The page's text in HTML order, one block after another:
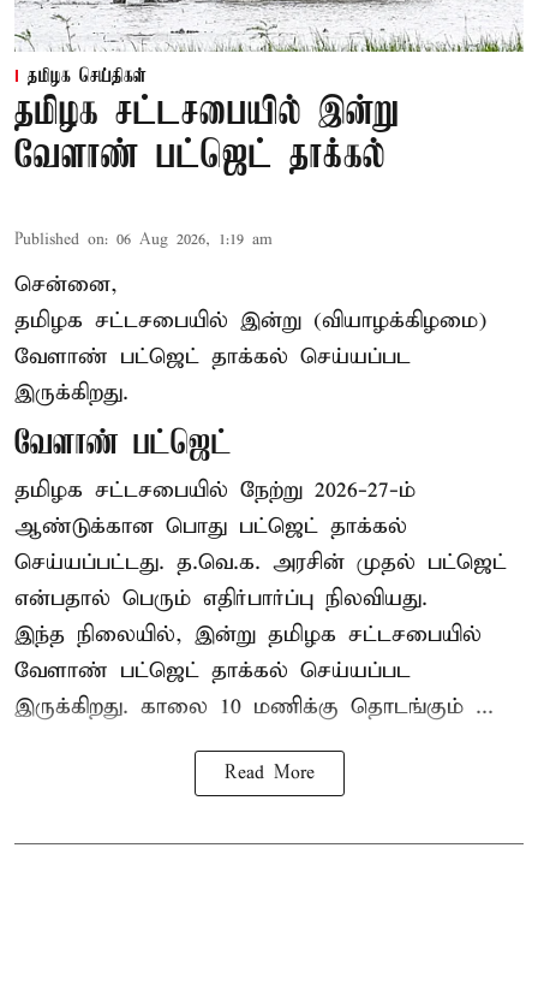
தமிழக செய்திகள்
தமிழக சட்டசபையில் இன்று
வேளாண் பட்ஜெட் தாக்கல்
Published on: 06 Aug 2026, 1:19 am
சென்னை,
தமிழக சட்டசபையில் இன்று (வியாழக்கிழமை)
வேளாண் பட்ஜெட் தாக்கல் செய்யப்பட
இருக்கிறது.
வேளாண் பட்ஜெட்
தமிழக சட்டசபையில் நேற்று 2026-27-ம்
ஆண்டுக்கான பொது பட்ஜெட் தாக்கல்
செய்யப்பட்டது. த.வெ.க. அரசின் முதல் பட்ஜெட்
என்பதால் பெரும் எதிர்பார்ப்பு நிலவியது.
இந்த நிலையில், இன்று தமிழக சட்டசபையில்
வேளாண் பட்ஜெட் தாக்கல் செய்யப்பட
இருக்கிறது. காலை 10 மணிக்கு தொடங்கும் ...
Read More